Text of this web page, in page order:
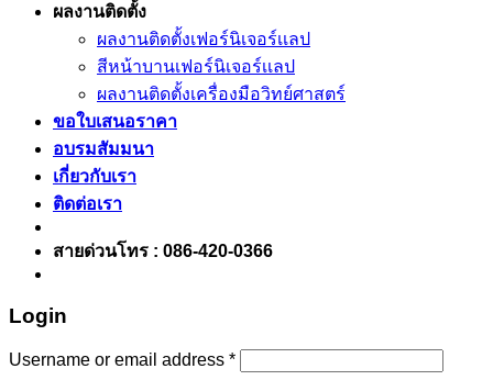
ผลงานติดตั้ง
ผลงานติดตั้งเฟอร์นิเจอร์เเลป
สีหน้าบานเฟอร์นิเจอร์เเลป
ผลงานติดตั้งเครื่องมือวิทย์ศาสตร์
ขอใบเสนอราคา
อบรมสัมมนา
เกี่ยวกับเรา
ติดต่อเรา
สายด่วนโทร : 086-420-0366
Login
Username or email address *